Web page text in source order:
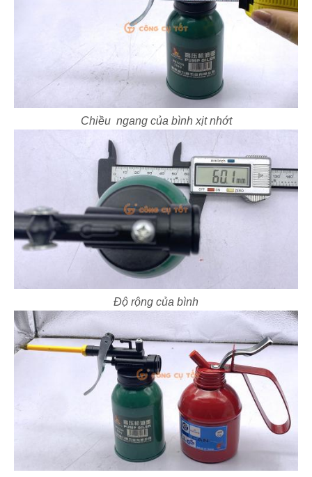
Chiều ngang của bình xịt nhớt
Độ rộng của bình